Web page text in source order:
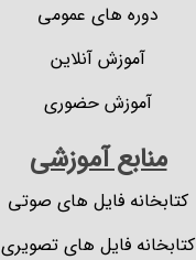
دوره های عمومی
آموزش آنلاین
آموزش حضوری
منابع آموزشی
کتابخانه فایل های صوتی
کتابخانه فایل های تصویری